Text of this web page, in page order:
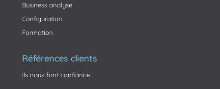
Business analyse
Configuration
Formation
Références clients
Ils nous font confiance